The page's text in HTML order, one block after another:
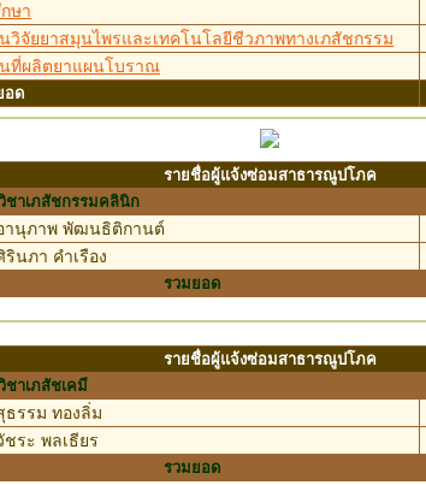
ษา
วิจัยยาสมุนไพรและเทคโนโลยีชีวภาพทางเภสัชกรรม
ที่ผลิตยาแผนโบราณ
อด
รายชื่อผู้แจ้งซ่อมสาธารณูปโภค
ชาเภสัชกรรมคลินิก
านุภาพ พัฒนธิติกานต์
รินภา คำเรือง
รวมยอด
รายชื่อผู้แจ้งซ่อมสาธารณูปโภค
ชาเภสัชเคมี
ธรรม ทองลิ่ม
ชระ พลเธียร
รวมยอด